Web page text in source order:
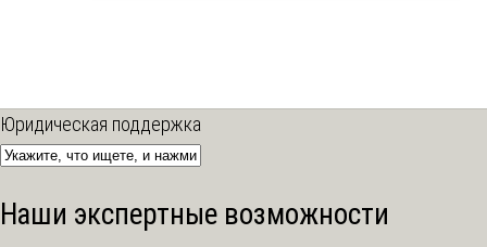
Юридическая поддержка
Наши экспертные возможности